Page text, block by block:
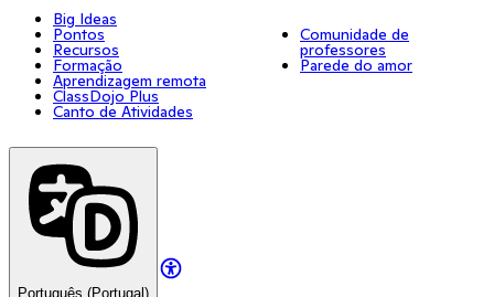
Big Ideas
Pontos
Recursos
Formação
Aprendizagem remota
ClassDojo Plus
Canto de Atividades
Comunidade de
professores
Parede do amor
Português (Portugal)